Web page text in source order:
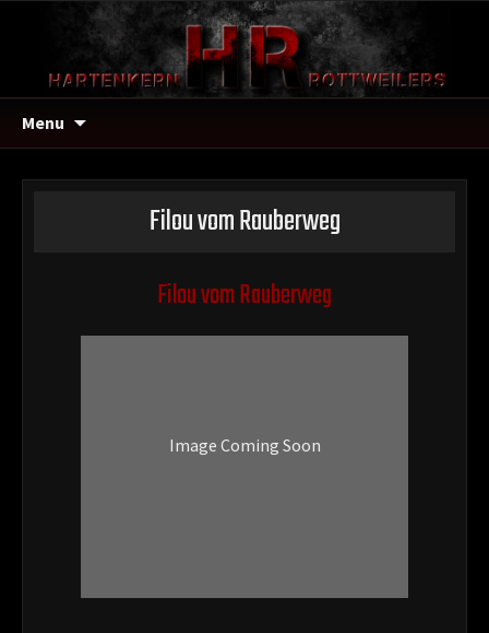
Menu
Filou vom Rauberweg
Filou vom Rauberweg
Image Coming Soon